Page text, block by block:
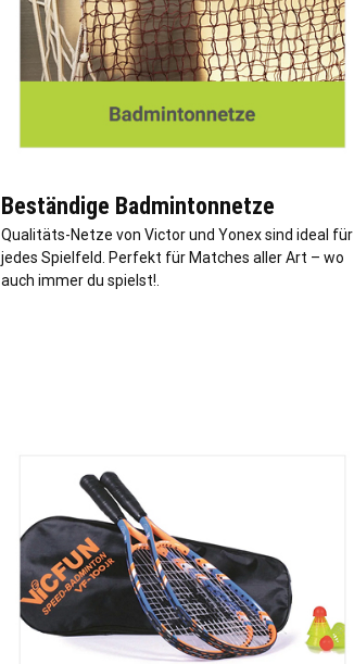
Beständige Badmintonnetze
Qualitäts-Netze von Victor und Yonex sind ideal für
jedes Spielfeld. Perfekt für Matches aller Art – wo
auch immer du spielst!.